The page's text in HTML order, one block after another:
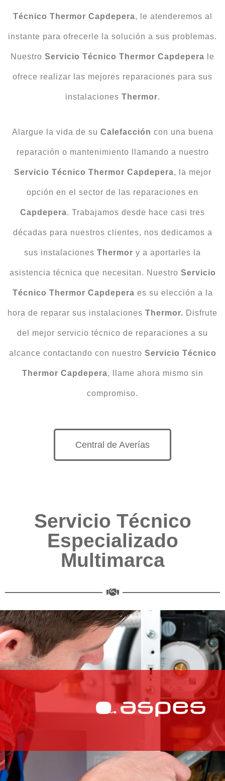
Técnico Thermor Capdepera, le atenderemos al
instante para ofrecerle la solución a sus problemas.
Nuestro Servicio Técnico Thermor Capdepera le
ofrece realizar las mejores reparaciones para sus
instalaciones Thermor.
Alargue la vida de su Calefacción con una buena
reparación o mantenimiento llamando a nuestro
Servicio Técnico Thermor Capdepera, la mejor
opción en el sector de las reparaciones en
Capdepera. Trabajamos desde hace casi tres
décadas para nuestros clientes, nos dedicamos a
sus instalaciones Thermor y a aportarles la
asistencia técnica que necesitan. Nuestro Servicio
Técnico Thermor Capdepera es su elección a la
hora de reparar sus instalaciones Thermor. Disfrute
del mejor servicio técnico de reparaciones a su
alcance contactando con nuestro Servicio Técnico
Thermor Capdepera, llame ahora mismo sin
compromiso.
Central de Averías
Servicio Técnico
Especializado
Multimarca